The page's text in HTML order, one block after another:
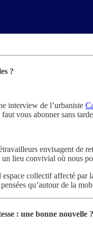
?
interview de l’urbaniste
vous abonner sans
envisagent de
lieu convivial où nous
espace collectif affecté
qu’autour de la
: une bonne nouvelle